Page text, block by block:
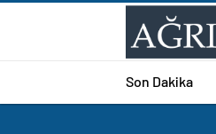
Son Dakika